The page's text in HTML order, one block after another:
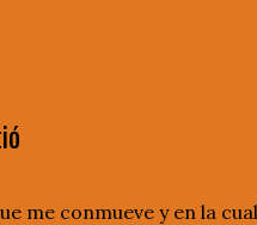
me conmueve y en la